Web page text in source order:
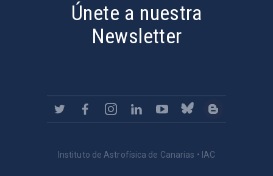
Únete a nuestra
Newsletter
Instituto de Astrofísica de Canarias • IAC